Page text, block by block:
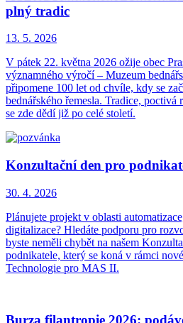
plný tradic
13. 5. 2026
V pátek 22. května 2026 ožije obec
významného výročí – Muzeum
připomene 100 let od chvíle, kdy se
bednářského řemesla. Tradice,
se zde dědí již po celé století.
Konzultační den pro
30. 4. 2026
Plánujete projekt v oblasti
digitalizace? Hledáte podporu pro
byste neměli chybět na našem
podnikatele, který se koná v rámci
Technologie pro MAS II.
Burza filantropie 2026: